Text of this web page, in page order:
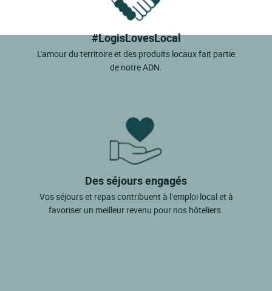
#LogisLovesLocal
L'amour du territoire et des produits locaux fait partie
de notre ADN.
Des séjours engagés
Vos séjours et repas contribuent à l’emploi local et à
favoriser un meilleur revenu pour nos hôteliers.